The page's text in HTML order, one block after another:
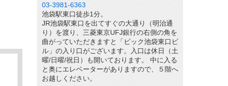
03-3981-6363
池袋駅東口徒歩1分。
JR池袋駅東口を出てすぐの大通り（明治通
り）を渡り、三菱東京UFJ銀行の右側の角を
曲がっていただきますと「ビック池袋東口ビ
ル」の入り口がございます。入口は休日（土
曜/日曜/祝日）も開いております。 中に入る
と奥にエレベーターがありますので、５階へ
お越しください。